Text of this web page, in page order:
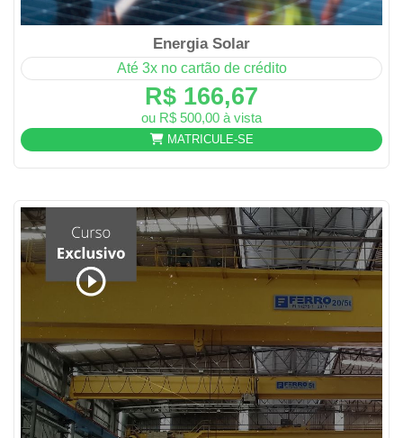
Energia Solar
Até 3x no cartão de crédito
R$ 166,67
ou R$ 500,00 à vista
MATRICULE-SE